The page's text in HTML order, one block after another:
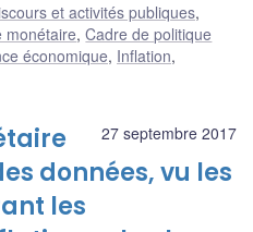
et activités publiques,
monétaire,Cadre de politique
économique, Inflation,
27 septembre 2017
données, vu les
les